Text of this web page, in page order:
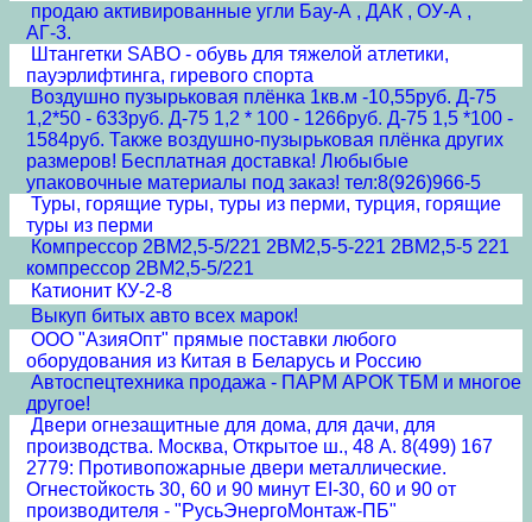
продаю активированные угли Бау-А , ДАК , ОУ-А ,
АГ-3.
Штангетки SABO - обувь для тяжелой атлетики,
пауэрлифтинга, гиревого спорта
Воздушно пузырьковая плёнка 1кв.м -10,55руб. Д-75
1,2*50 - 633руб. Д-75 1,2 * 100 - 1266руб. Д-75 1,5 *100 -
1584руб. Также воздушно-пузырьковая плёнка других
размеров! Бесплатная доставка! Любыбые
упаковочные материалы под заказ! тел:8(926)966-5
Туры, горящие туры, туры из перми, турция, горящие
туры из перми
Компрессор 2ВМ2,5-5/221 2ВМ2,5-5-221 2ВМ2,5-5 221
компрессор 2ВМ2,5-5/221
Катионит КУ-2-8
Выкуп битых авто всех марок!
ООО "АзияОпт" прямые поставки любого
оборудования из Китая в Беларусь и Россию
Автоспецтехника продажа - ПАРМ АРОК ТБМ и многое
другое!
Двери огнезащитные для дома, для дачи, для
производства. Москва, Открытое ш., 48 А. 8(499) 167
2779: Противопожарные двери металлические.
Огнестойкость 30, 60 и 90 минут EI-30, 60 и 90 от
производителя - "РусьЭнергоМонтаж-ПБ"